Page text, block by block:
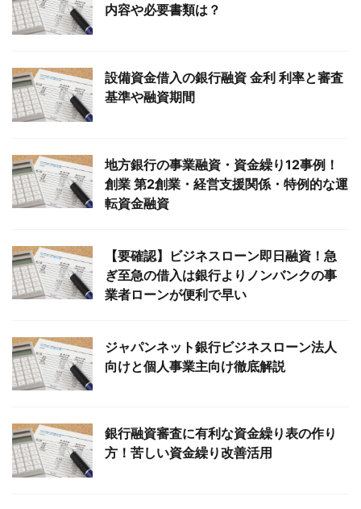
内容や必要書類は？
設備資金借入の銀行融資 金利 利率と審査
基準や融資期間
地方銀行の事業融資・資金繰り12事例！
創業 第2創業・経営支援関係・特例的な運
転資金融資
【要確認】ビジネスローン即日融資！急
ぎ至急の借入は銀行よりノンバンクの事
業者ローンが便利で早い
ジャパンネット銀行ビジネスローン法人
向けと個人事業主向け徹底解説
銀行融資審査に有利な資金繰り表の作り
方！苦しい資金繰り改善活用